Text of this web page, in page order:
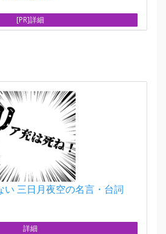
[PR]詳細
い 三日月夜空の名言・台詞
詳細